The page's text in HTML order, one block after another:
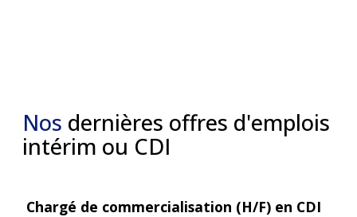
Nos dernières offres d'emplois
intérim ou CDI
Chargé de commercialisation (H/F) en CDI